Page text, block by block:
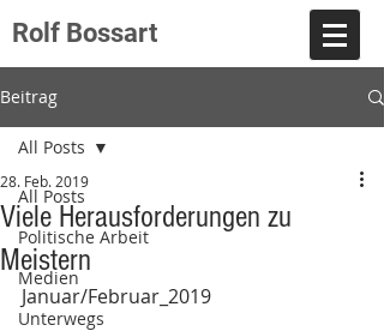
Rolf Bossart
Beitrag
All Posts
Politische Arbeit
Medien
Unterwegs
All Posts
Viele Herausforderungen zu
Meistern
28. Feb. 2019
Januar/Februar_2019